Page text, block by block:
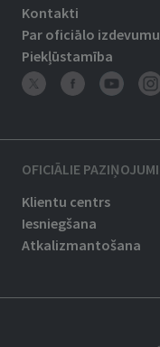
Kontakti
Par oficiālo izdevumu
Piekļūstamība
OFICIĀLIE PAZIŅOJUMI
Klientu centrs
Iesniegšana
Atkalizmantošana